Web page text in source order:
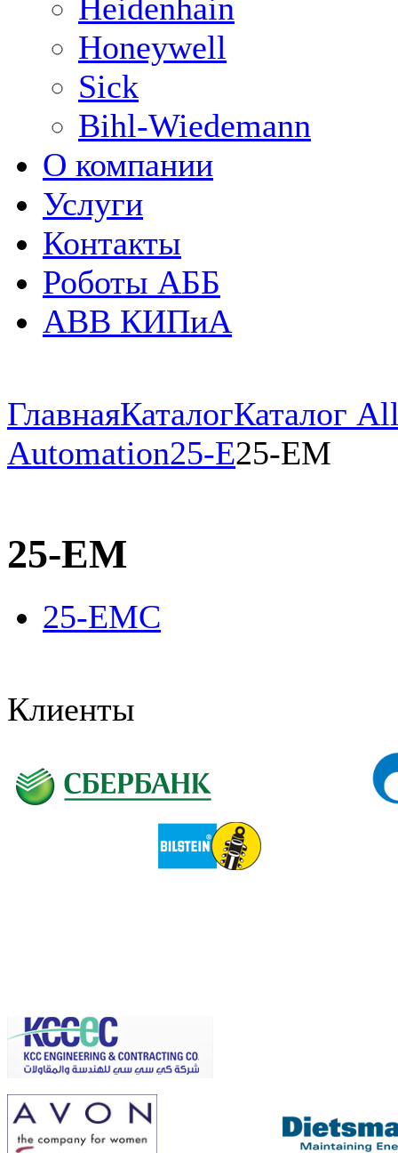
Heidenhain
Honeywell
Sick
Bihl-Wiedemann
О компании
Услуги
Контакты
Роботы АББ
ABB КИПиА
ГлавнаяКаталогКаталог
Automation25-E25-EM
25-EM
25-EMC
Клиенты